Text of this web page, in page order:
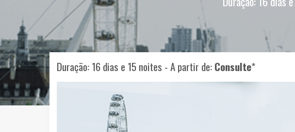
Duração: 16 dias e 15 noites - A partir de:Consulte*